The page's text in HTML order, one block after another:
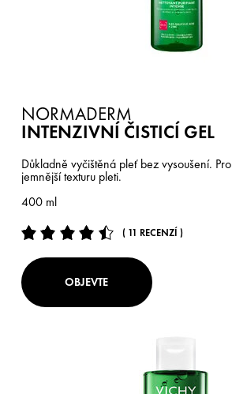
NORMADERM
INTENZIVNÍ ČISTICÍ GEL
Důkladně vyčištěná pleť bez vysoušení. Pro
jemnější texturu pleti.
400 ml
( 11 RECENZÍ )
OBJEVTE